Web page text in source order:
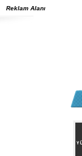
Reklam Alanı